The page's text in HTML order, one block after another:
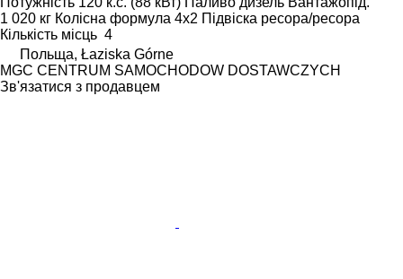
1 020 кг Колісна формула 4x2 Підвіска ресора/ресора
Кількість місць 4
Польща, Łaziska Górne
MGC CENTRUM SAMOCHODOW DOSTAWCZYCH
Зв'язатися з продавцем